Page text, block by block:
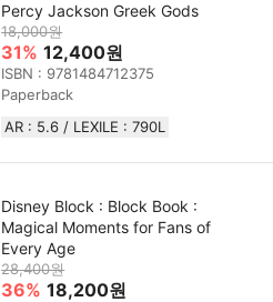
Percy Jackson Greek Gods
18,000원
31% 12,400원
ISBN : 9781484712375
Paperback
AR : 5.6 / LEXILE : 790L
Disney Block : Block Book :
Magical Moments for Fans of
Every Age
28,400원
36% 18,200원